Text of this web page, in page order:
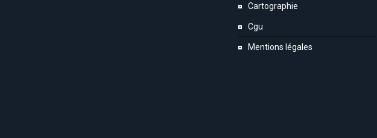
Cartographie
Cgu
Mentions légales